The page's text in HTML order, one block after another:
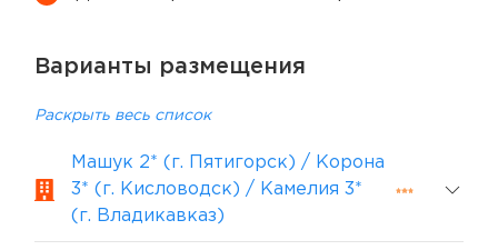
Варианты размещения
Раскрыть весь список
Машук 2* (г. Пятигорск) / Корона
3* (г. Кисловодск) / Камелия 3*
(г. Владикавказ)